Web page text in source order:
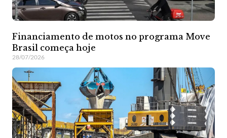
Financiamento de motos no programa Move
Brasil começa hoje
28/07/2026